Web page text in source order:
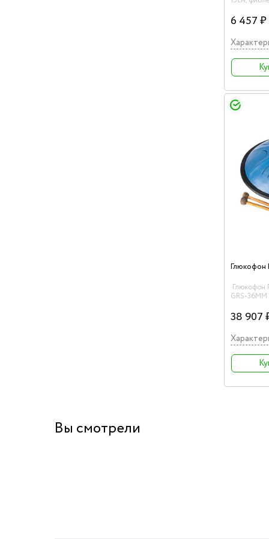
6 457 ₽
Глюкофон
GRS-
36см, с
38 907
Вы смотрели